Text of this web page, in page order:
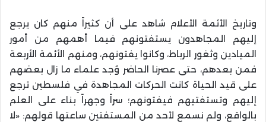
وتاريخ الأئمة الأعلام شاهد على أن كثيراً منهم كان يرجع
إليهم المجاهدون يستفتونهم فيما أهمهم من أمور
الميادين وثغور الرباط، وكانوا يفتونهم، ومنهم الأئمة الأربعة
فمن بعدهم، حتى عصرنا الحاضر وُجد علماء ما زال بعضهم
على قيد الحياة كانت الحركات المجاهدة في فلسطين ترجع
إليهم وتستفتيهم فيفتونهم؛ سراً وجهراً بناء على العلم
بالواقع، ولم نسمع لأحد من المستفتين ساعتها قولهم: «لا